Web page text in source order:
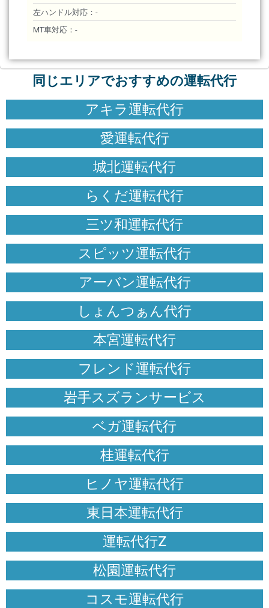
左ハンドル対応：-
MT車対応：-
同じエリアでおすすめの運転代行
アキラ運転代行
愛運転代行
城北運転代行
らくだ運転代行
三ツ和運転代行
スピッツ運転代行
アーバン運転代行
しょんつぁん代行
本宮運転代行
フレンド運転代行
岩手スズランサービス
ベガ運転代行
桂運転代行
ヒノヤ運転代行
東日本運転代行
運転代行Z
松園運転代行
コスモ運転代行